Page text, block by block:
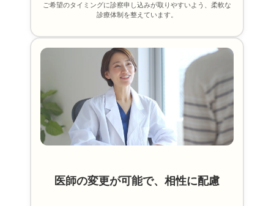
ご希望のタイミングに診察申し込みが取りやすいよう、柔軟な
診療体制を整えています。
医師の変更が可能で、相性に配慮